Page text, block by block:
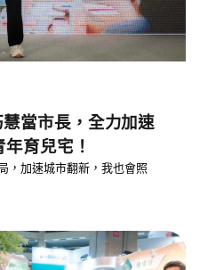
當市長，全力加速
育兒宅！
，加速城市翻新，我也會照